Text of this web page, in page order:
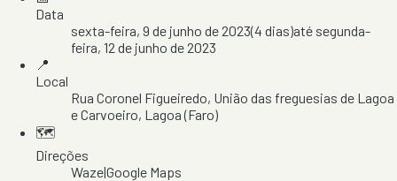
Data
sexta-feira, 9 de junho de 2023(4 dias)até segunda-
feira, 12 de junho de 2023
📍
Local
Rua Coronel Figueiredo, União das freguesias de Lagoa
e Carvoeiro, Lagoa(Faro)
🗺️
Direções
Waze|Google Maps